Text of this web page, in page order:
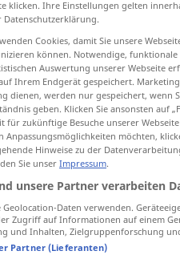
antippen)
klicken. Ihre Einstellungen gelten
Datenschutzerklärung.
Cookies, damit Sie unsere
können. Notwendige,
Auswertung unserer Webseite
Ihrem Endgerät gespeichert.
dienen, werden nur gespeichert, wenn
geben. Klicken Sie ansonsten auf
für zukünftige Besuche unserer
Anpassungsmöglichkeiten möchten,
Hinweise zu der
Sie unser Impressum.
unsere Partner verarbeiten
Geolocation-Daten verwenden.
Zugriff auf Informationen auf einem
und Inhalten, Zielgruppenforschung
Partner (Lieferanten)